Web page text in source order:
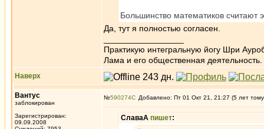
Большинство математиков считают
Да, тут я полностью согласен.
Практикую интегральную йогу Шри
Лама и его общественная деятельность.
Наверх
Вантус
заблокирован
Зарегистрирован:
09.09.2008
№590274 Добавлено: Пт 01 Окт 21, 21:27 (5 лет
СлаваА пишет: